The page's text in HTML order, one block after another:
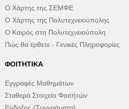
Ο Χάρτης της ΣΕΜΦΕ
Ο Χάρτης της Πολυτεχνειούπολης
Ο Καιρός στη Πολυτεχνειούπολη
Πώς θα έρθετε - Γενικές Πληροφορίες
ΦΟΙΤΗΤΙΚΆ
Εγγραφές Μαθημάτων
Σταθερά Στοιχεία Φοιτήτών